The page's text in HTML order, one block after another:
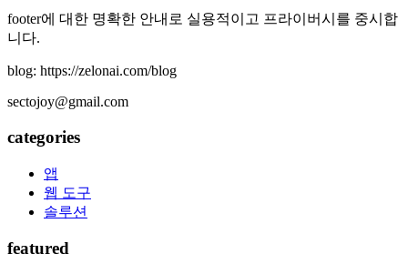
footer에 대한 명확한 안내로 실용적이고 프라이버시를 중시합
니다.
blog: https://zelonai.com/blog
sectojoy@gmail.com
categories
앱
웹 도구
솔루션
featured